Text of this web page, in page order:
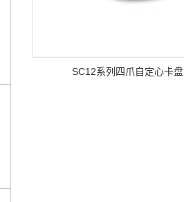
SC12系列四爪自定心卡盘